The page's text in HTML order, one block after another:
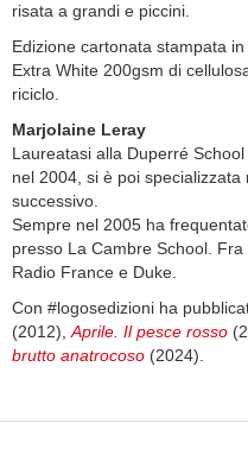
risata a grandi e piccini.
Edizione cartonata stampata
Extra White 200gsm di
riciclo.
Marjolaine Leray
Laureatasi alla Duperré
nel 2004, si è poi
successivo.
Sempre nel 2005 ha
presso La Cambre School.
Radio France e Duke.
Con #logosedizioni ha
(2012), Aprile. Il pesce rosso
brutto anatrocoso (2024).